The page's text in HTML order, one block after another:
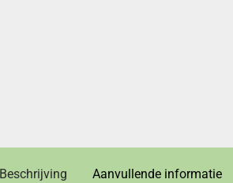
Beschrijving Aanvullende informatie